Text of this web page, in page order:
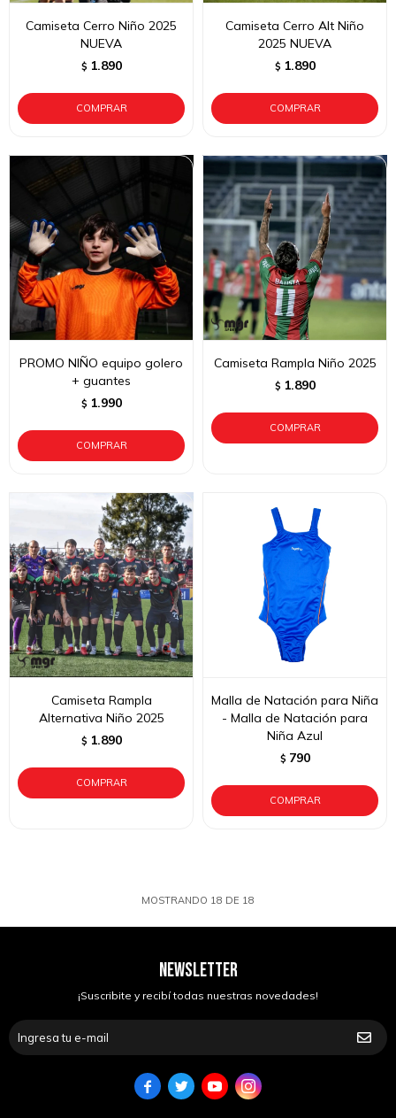
Camiseta Cerro Niño 2025
NUEVA
$ 1.890
Camiseta Cerro Alt Niño
2025 NUEVA
$ 1.890
PROMO NIÑO equipo golero
+ guantes
$ 1.990
Camiseta Rampla Niño 2025
$ 1.890
Camiseta Rampla
Alternativa Niño 2025
$ 1.890
Malla de Natación para Niña
- Malla de Natación para
Niña Azul
$ 790
MOSTRANDO 18 DE 18
NEWSLETTER
¡Suscribite y recibí todas nuestras novedades!
   